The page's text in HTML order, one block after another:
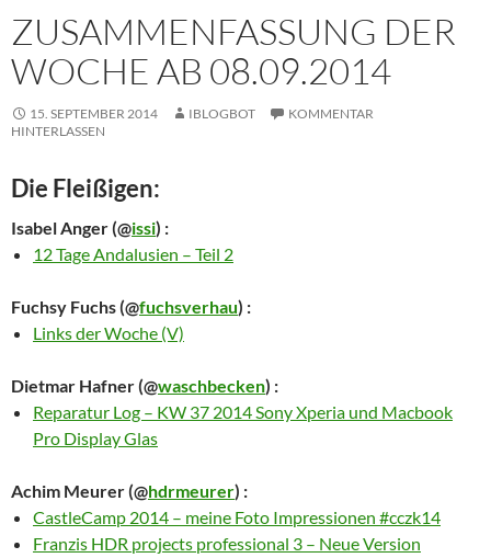
ZUSAMMENFASSUNG DER
WOCHE AB 08.09.2014
15. SEPTEMBER 2014 IBLOGBOT
KOMMENTAR
HINTERLASSEN
Die Fleißigen:
Isabel Anger(@issi) :
12 Tage Andalusien – Teil 2
Fuchsy Fuchs(@fuchsverhau) :
Links der Woche (V)
Dietmar Hafner(@waschbecken) :
Reparatur Log – KW 37 2014 Sony Xperia und Macbook
Pro Display Glas
Achim Meurer(@hdrmeurer) :
CastleCamp 2014 – meine Foto Impressionen #cczk14
Franzis HDR projects professional 3 – Neue Version